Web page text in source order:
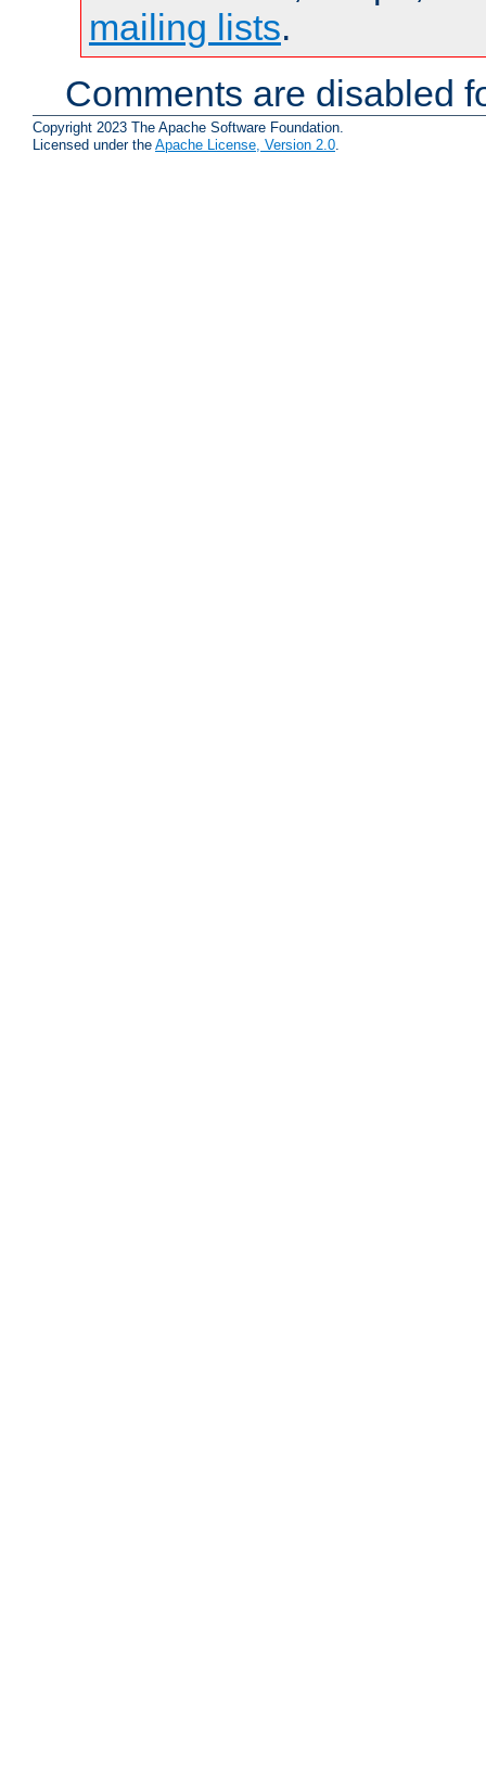
mailing lists.
Comments are disabled
Copyright 2023 The Apache Software Foundation.
Licensed under the Apache License, Version 2.0